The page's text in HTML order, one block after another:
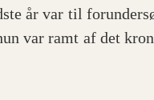
år var til
var ramt af det